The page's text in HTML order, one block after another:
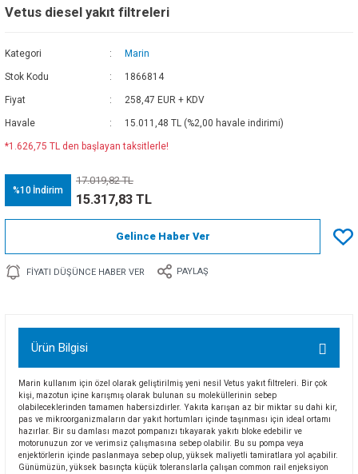
Vetus diesel yakıt filtreleri
Kategori Marin
Stok Kodu 1866814
Fiyat 258,47 EUR + KDV
Havale 15.011,48 TL (%2,00 havale indirimi)
*1.626,75 TL den başlayan taksitlerle!
%10 İndirim
17.019,82 TL
15.317,83 TL
Gelince Haber Ver
FIYATI DÜŞÜNCE HABER VER PAYLAŞ
Ürün Bilgisi
Marin kullanım için özel olarak geliştirilmiş yeni nesil Vetus yakıt filtreleri. Bir çok
kişi, mazotun içine karışmış olarak bulunan su moleküllerinin sebep
olabileceklerinden tamamen habersizdirler. Yakıta karışan az bir miktar su dahi kir,
pas ve mikroorganizmaların dar yakıt hortumları içinde taşınması için ideal ortamı
hazırlar. Bir su damlası mazot pompanızı tıkayarak yakıtı bloke edebilir ve
motorunuzun zor ve verimsiz çalışmasına sebep olabilir. Bu su pompa veya
enjektörlerin içinde paslanmaya sebep olup, yüksek maliyetli tamiratlara yol açabilir.
Günümüzün, yüksek basınçta küçük toleranslarla çalışan common rail enjeksiyon